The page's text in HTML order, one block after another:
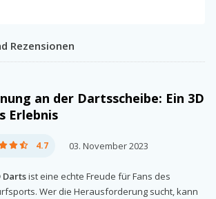
Rezensionen
an der Dartsscheibe: Ein 3D
Erlebnis
4.7 03. November 2023
Dartsist eine echte Freude für Fans des
Wer die Herausforderung sucht, kann